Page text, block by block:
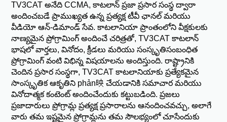
TV3CAT అనేది CCMA, కాటలాన్ ప్రజా ప్రసార సంస్థ ద్వారా
అందించబడే ప్రాముఖ్యత ఉన్న ప్రత్యక్ష టీవీ ఛానల్ మరియు
వీడియో ఆన్-డిమాండ్ సేవ. కాటలానియా ప్రాంతంలోని వీక్షకులకు
నాణ్యమైన ప్రోగ్రామింగ్ అందించే చరిత్రతో, TV3CAT కాటలాన్
భాషలో వార్తలు, వినోదం, క్రీడలు మరియు సంస్కృతిసంబంధిత
ప్రోగ్రామింగ్ వంటి విభిన్న విషయాలను అందిస్తుంది. రాష్ట్రానికి
చెందిన ప్రసార సంస్థగా, TV3CAT కాటలానియాకు ప్రత్యేకమైన
సాంస్కృతిక ఆకృతిని phản映 చేయడానికి సమాచార మరియు
వినోదాత్మక కంటెంట్ అందించేందుకు కట్టుబడింది. ప్రజలు
ప్రజాదారులు ప్రోగ్రామ్ల ప్రత్యక్ష ప్రసారాలను ఆనందించవచ్చు, అలాగే
వారు తమ ఇష్టమైన ప్రోగ్రామ్లను తమ సౌలభ్యంలో చూసేందుకు